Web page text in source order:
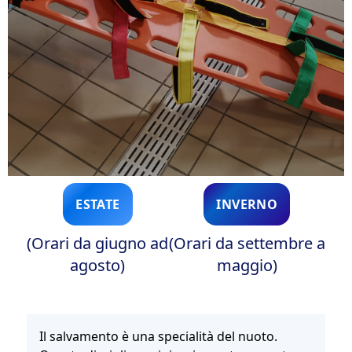
ESTATE
(Orari da giugno ad
agosto)
INVERNO
(Orari da settembre a
maggio)
Il salvamento è una specialità del nuoto.